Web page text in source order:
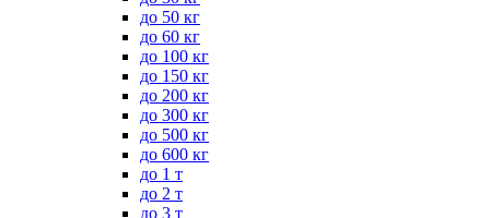
до 50 кг
до 60 кг
до 100 кг
до 150 кг
до 200 кг
до 300 кг
до 500 кг
до 600 кг
до 1 т
до 2 т
до 3 т